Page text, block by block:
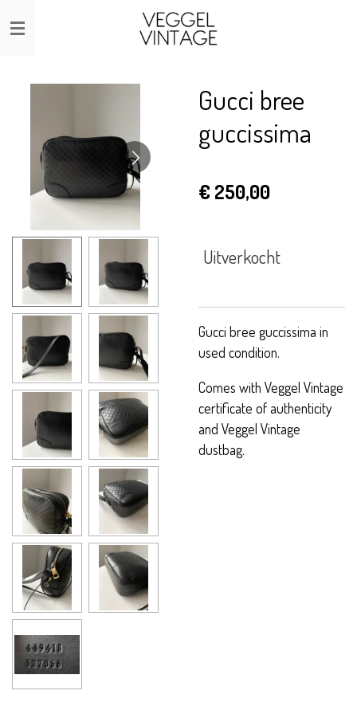
Ga
direct
Gucci bree
guccissima
€ 250,00
Uitverkocht
Gucci bree guccissima in
used condition.
Comes with Veggel Vintage
certificate of authenticity
and Veggel Vintage
dustbag.